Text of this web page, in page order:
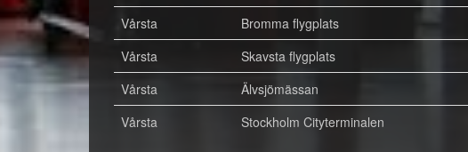
Vårsta
Bromma flygplats
Vårsta
Skavsta flygplats
Vårsta
Älvsjömässan
Vårsta
Stockholm Cityterminalen